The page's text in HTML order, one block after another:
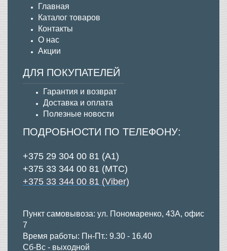
Главная
Каталог товаров
Контакты
О нас
Акции
ДЛЯ ПОКУПАТЕЛЕЙ
Гарантия и возврат
Доставка и оплата
Полезные новости
ПОДРОБНОСТИ ПО ТЕЛЕФОНУ:
+375 29 304 00 81 (А1)
+375 33 344 00 81 (МТС)
+375 33 344 00 81 (Viber)
Пункт самовывоза: ул. Пономаренко, 43А, офис
7
Время работы: Пн-Пт.: 9.30 - 16.40
Сб-Вс - выходной